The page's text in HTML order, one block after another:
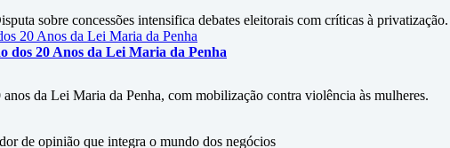
sobre concessões intensifica debates eleitorais com críticas à privatização.
dos 20 Anos da Lei Maria da Penha
da Lei Maria da Penha, com mobilização contra violência às mulheres.
de opinião que integra o mundo dos negócios